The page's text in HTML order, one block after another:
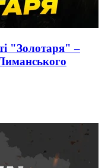
"Золотаря" –